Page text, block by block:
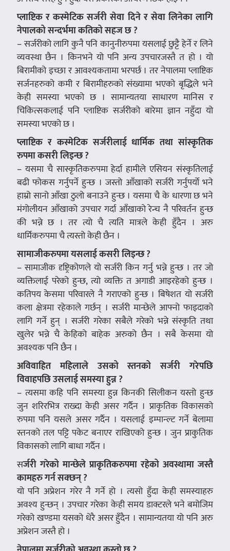
प्लाष्टिक र कस्मेटिक सर्जरी सेवा दिने र सेवा लिनेका लागि
नेपालको सन्दर्भमा कतिको सहज छ ?
– सर्जरीको लागि कुनै पनि कानुनीरुपमा यसलाई छुट्टै हेर्ने र लिने
व्यवस्था छैन । किनभने यो पनि अन्य उपचारजस्तै त हो । यो
बिरामीको इच्छा र आवश्यकतामा भरपर्छ । तर नेपालमा प्लाष्टिक
सर्जनहरुको कमी र बिरामीहरुको संख्यामा भएको बृद्धिले भने
केही समस्या भएको छ । सामान्यतया साधारण मानिस र
चिकित्सकलाई पनि प्लाष्टिक सर्जरीको बारेमा ज्ञान नहुँदा यो
समस्या भएको छ ।
प्लाष्टिक र कस्मेटिक सर्जरीलाई धार्मिक तथा सांस्कृतिक
रुपमा कसरी लिइन्छ ?
– यसमा चै सास्कृतिकरुपमा हेर्दा हामीले एसियन संस्कृतिलाई
बढी फोकस गर्नुपर्ने हुन्छ । जस्तो आँखाको सर्जरी गर्नुपर्यो भने
हाम्रो सानो आँखा ठुलो बनाउने हुन्छ । यसमा चै के धारणा छ भने
मंगोलीयन आँखाको उपचार गर्दा आँखाको रेन्च नै परिवर्तन हुन्छ
की भन्ने छ । तर त्यो चै त्यति मात्रले केही हुँदैन । अरु
धार्मिकरुपमा चै त्यस्तो केही छैन ।
सामाजीकरुपमा यसलाई कसरी लिइन्छ ?
– सामाजीक दृष्ट्रिकोणले यो सर्जरी किन गर्नु भन्ने हुन्छ । तर जो
व्यक्तिलाई परेको हुन्छ, त्यो व्यक्ति त अगाडी आइरहेको हुन्छ ।
कतिपय केसमा परिवारले नै गराएको हुन्छ । बिषेशत यो सर्जरी
कला क्षेत्रमा रहेकाले गर्छन् । सर्जरी मान्छेले आफ्नो फाइदाको
लागि गर्ने हुन् । सर्जरी गरेका सबैले गरेको भन्ने संस्कृति तथा
खुलेर भन्ने चै केहिको बाहेक अरुको छैन । सबै केसमा यो
अवश्यक पनि छैन ।
अविवाहित महिलाले उसको स्तनको सर्जरी गरेपछि
विवाहपछि उसलाई समस्या हुन्न ?
– त्यसमा कहि पनि समस्या हुन्न किनकी सिलीकन यस्तो हुन्छ
जुन शरिरभित्र राख्दा केही असर गर्दैन । प्राकृतिक विकासको
रुपमा पनि यसले असर गर्दैन । यसलाई इम्पान्ल्ट गर्ने बेलामा
स्तनको तल पट्टि पकेट बनाएर राखिएको हुन्छ । जुन प्राकुतिक
विकासको लागि बाधा गर्दैन ।
सर्जरी गरेको मान्छेले प्राकृतिकरुपमा रहेको अवस्थामा जस्तै
कामहरु गर्न सक्छन् ?
यो पनि अप्रेशन गरेर नै गर्ने हो । त्यसो हुँदा केही समस्याहरु
अवश्य हुन्छन् । उपचार गरेका केही समय डाक्टरले भने बमोजिम
गरेको खण्डमा यसको धेरै असर हुँदैन । सामान्यतया यो पनि अरु
अप्रेशन जस्तै हो ।